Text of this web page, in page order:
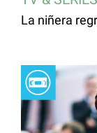
La niñera